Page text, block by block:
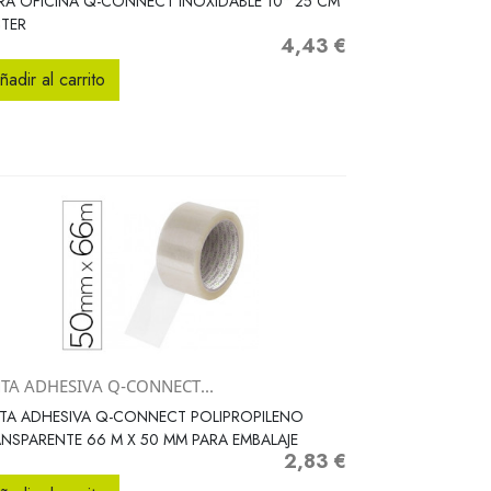
Precio
4,43 €
al carrito
Vista rápida
ADHESIVA Q-CONNECT...
ADHESIVA Q-CONNECT POLIPROPILENO
66 M X 50 MM PARA EMBALAJE
Precio
2,83 €